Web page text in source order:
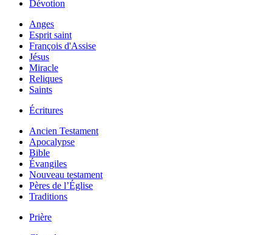
Dévotion
Anges
Esprit saint
François d'Assise
Jésus
Miracle
Reliques
Saints
Écritures
Ancien Testament
Apocalypse
Bible
Évangiles
Nouveau testament
Pères de l’Église
Traditions
Prière